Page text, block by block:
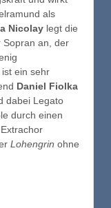
als
Nicolay legt die
Sopran an, der
ist ein sehr
Daniel Fiolka
dabei Legato
durch einen
Lohengrin ohne